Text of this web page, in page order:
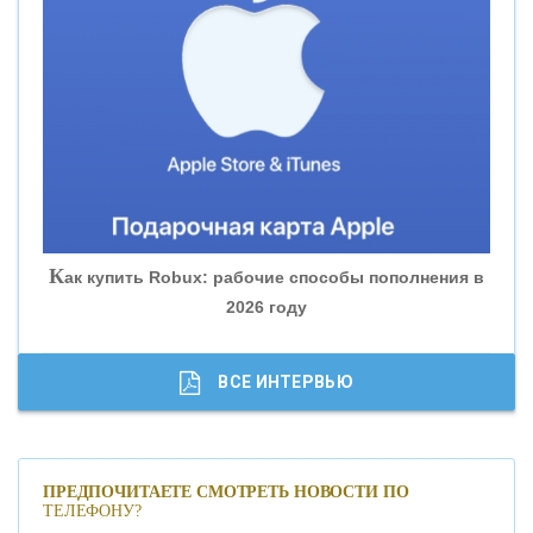
«ВНЕШПРОМБАНК»
«БАНК ГЛОБЭКС»
«СОВКОМБАНК»
«ГАЗПРОМБАНК»
«МОСКОВСКИЙ КРЕДИТНЫЙ БАНК»
Как купить Robux: рабочие способы пополнения в
2026 году
ВСЕ ИНТЕРВЬЮ
ПРЕДПОЧИТАЕТЕ СМОТРЕТЬ НОВОСТИ ПО
ТЕЛЕФОНУ?